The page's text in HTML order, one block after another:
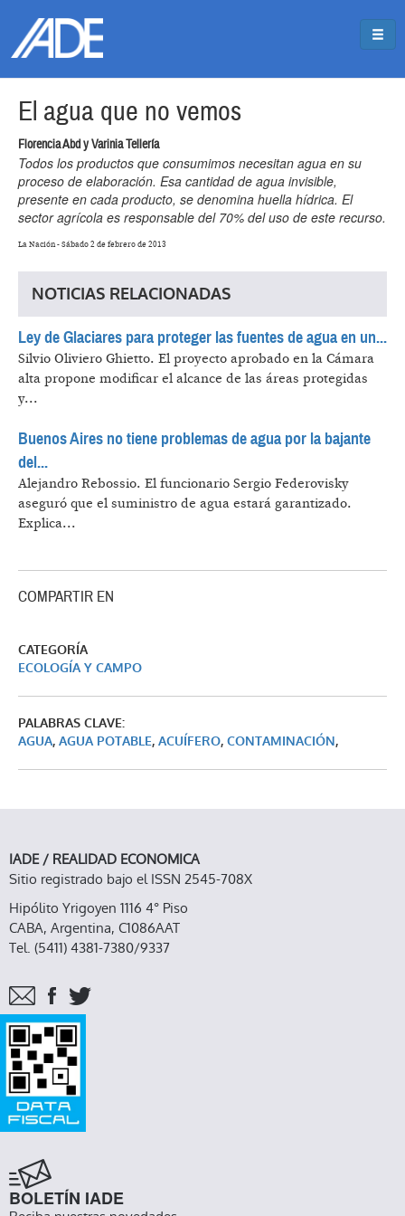
El agua que no vemos
Florencia Abd y Varinia Tellería
Todos los productos que consumimos necesitan agua en su
proceso de elaboración. Esa cantidad de agua invisible,
presente en cada producto, se denomina huella hídrica. El
sector agrícola es responsable del 70% del uso de este recurso.
La Nación - Sábado 2 de febrero de 2013
NOTICIAS RELACIONADAS
Ley de Glaciares para proteger las fuentes de agua en un...
Silvio Oliviero Ghietto. El proyecto aprobado en la Cámara
alta propone modificar el alcance de las áreas protegidas
y...
Buenos Aires no tiene problemas de agua por la bajante
del...
Alejandro Rebossio. El funcionario Sergio Federovisky
aseguró que el suministro de agua estará garantizado.
Explica...
COMPARTIR EN
CATEGORÍA
ECOLOGÍA Y CAMPO
PALABRAS CLAVE:
AGUA, AGUA POTABLE, ACUÍFERO, CONTAMINACIÓN,
IADE / REALIDAD ECONOMICA
Sitio registrado bajo el ISSN 2545-708X
Hipólito Yrigoyen 1116 4° Piso
CABA, Argentina, C1086AAT
Tel. (5411) 4381-7380/9337
BOLETÍN IADE